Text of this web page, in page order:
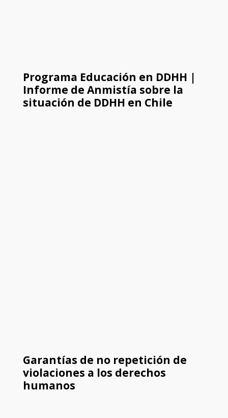
Programa Educación en DDHH |
Informe de Anmistía sobre la
situación de DDHH en Chile
Garantías de no repetición de
violaciones a los derechos
humanos